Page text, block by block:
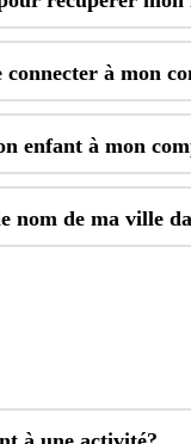
connecter à mon
enfant à mon
nom de ma ville